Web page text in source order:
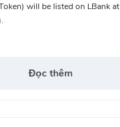
will be listed on LBank
Đọc thêm